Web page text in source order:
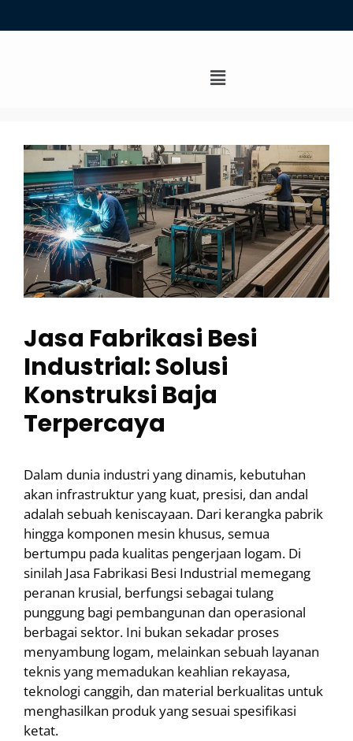
Jasa Fabrikasi Besi
Industrial: Solusi
Konstruksi Baja
Terpercaya
Dalam dunia industri yang dinamis, kebutuhan
akan infrastruktur yang kuat, presisi, dan andal
adalah sebuah keniscayaan. Dari kerangka pabrik
hingga komponen mesin khusus, semua
bertumpu pada kualitas pengerjaan logam. Di
sinilah Jasa Fabrikasi Besi Industrial memegang
peranan krusial, berfungsi sebagai tulang
punggung bagi pembangunan dan operasional
berbagai sektor. Ini bukan sekadar proses
menyambung logam, melainkan sebuah layanan
teknis yang memadukan keahlian rekayasa,
teknologi canggih, dan material berkualitas untuk
menghasilkan produk yang sesuai spesifikasi
ketat.